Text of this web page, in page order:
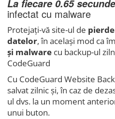
La fiecare 0.65 secunde
infectat cu malware
Protejați-vă site-ul de
datelor, în același mod ca
și malware cu backup-ul
CodeGuard
Cu CodeGuard Website
salvat zilnic și, în caz de
ul dvs. la un moment
unui buton.